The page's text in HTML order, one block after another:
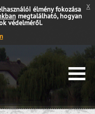
élmény fokozása
megtalálható, hogyan
védelméről.
x